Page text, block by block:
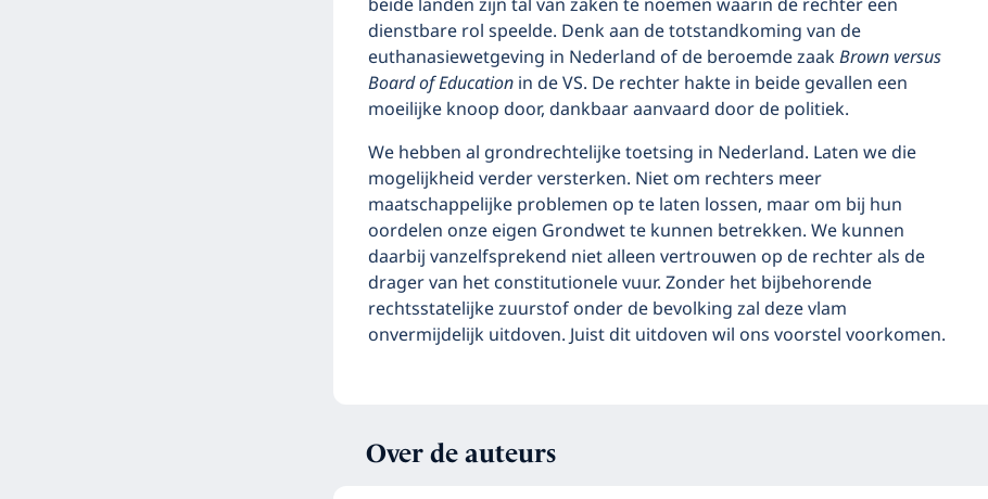
dienstbare rol speelde. Denk aan de totstandkoming van de
euthanasiewetgeving in Nederland of de beroemde zaakBrown versus
Board of Educationin de VS. De rechter hakte in beide gevallen een
moeilijke knoop door, dankbaar aanvaard door de politiek.
We hebben al grondrechtelijke toetsing in Nederland. Laten we die
mogelijkheid verder versterken. Niet om rechters meer
maatschappelijke problemen op te laten lossen, maar om bij hun
oordelen onze eigen Grondwet te kunnen betrekken. We kunnen
daarbij vanzelfsprekend niet alleen vertrouwen op de rechter als de
drager van het constitutionele vuur. Zonder het bijbehorende
rechtsstatelijke zuurstof onder de bevolking zal deze vlam
onvermijdelijk uitdoven. Juist dit uitdoven wil ons voorstel voorkomen.
Over de auteurs